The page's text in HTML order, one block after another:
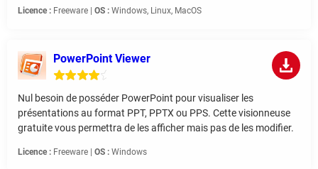
Licence : Freeware | OS : Windows, Linux, MacOS
PowerPoint Viewer
Nul besoin de posséder PowerPoint pour visualiser les
présentations au format PPT, PPTX ou PPS. Cette visionneuse
gratuite vous permettra de les afficher mais pas de les modifier.
Licence : Freeware | OS : Windows